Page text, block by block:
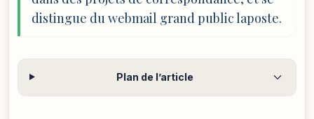
distingue du webmail grand public laposte.
Plan de l’article